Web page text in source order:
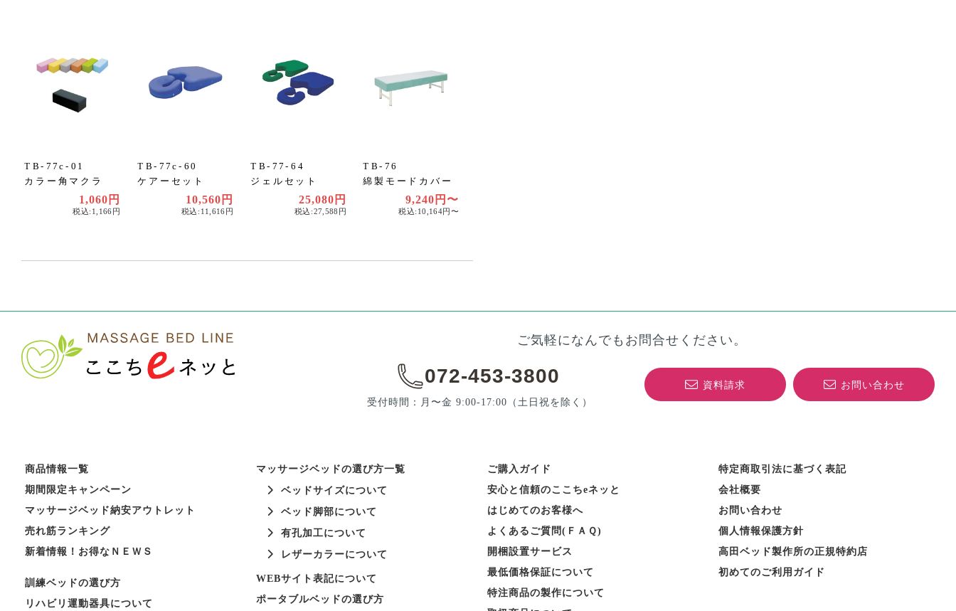
TB-77c-01
カラー角マクラ
1,060円
税込:1,166円
TB-77c-60
ケアーセット
10,560円
税込:11,616円
TB-77-64
ジェルセット
25,080円
税込:27,588円
TB-76
綿製モードカバー
9,240円〜
税込:10,164円〜
ご気軽になんでもお問合せください。
072-453-3800
受付時間：月〜金 9:00-17:00 （土日祝を除く）
資料請求 お問い合わせ
商品情報一覧
期間限定キャンペーン
マッサージベッド納安アウトレット
売れ筋ランキング
新着情報！お得なＮＥＷＳ
訓練ベッドの選び方
リハビリ運動器具について
マッサージベッドの選び方一覧
ベッドサイズについて
ベッド脚部について
有孔加工について
レザーカラーについて
WEBサイト表記について
ポータブルベッドの選び方
ご購入ガイド
安心と信頼のここちeネッと
はじめてのお客様へ
よくあるご質問(ＦＡＱ)
開梱設置サービス
最低価格保証について
特注商品の製作について
特定商取引法に基づく表記
会社概要
お問い合わせ
個人情報保護方針
高田ベッド製作所の正規特約店
初めてのご利用ガイド